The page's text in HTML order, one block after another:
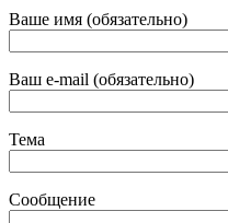
Ваше имя (обязательно)
Ваш e-mail (обязательно)
Тема
Сообщение